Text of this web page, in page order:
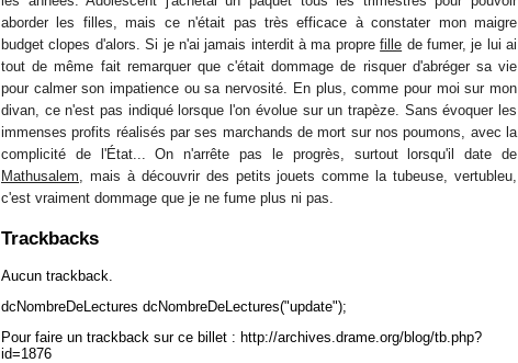
aborder les filles, mais ce n'était pas très efficace à constater mon maigre
budget clopes d'alors. Si je n'ai jamais interdit à ma proprefille de fumer, je lui ai
tout de même fait remarquer que c'était dommage de risquer d'abréger sa vie
pour calmer son impatience ou sa nervosité. En plus, comme pour moi sur mon
divan, ce n'est pas indiqué lorsque l'on évolue sur un trapèze. Sans évoquer les
immenses profits réalisés par ses marchands de mort sur nos poumons, avec la
complicité de l'État... On n'arrête pas le progrès, surtout lorsqu'il date de
Mathusalem , mais à découvrir des petits jouets comme la tubeuse, vertubleu,
c'est vraiment dommage que je ne fume plus ni pas.
Trackbacks
Aucun trackback.
dcNombreDeLectures dcNombreDeLectures("update");
Pour faire un trackback sur ce billet : http://archives.drame.org/blog/tb.php?
id=1876